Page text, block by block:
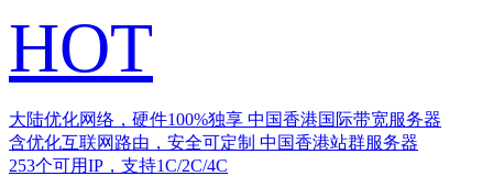
HOT
大陆优化网络，硬件100%独享 中国香港国际带宽服务器
含优化互联网路由，安全可定制 中国香港站群服务器
253个可用IP，支持1C/2C/4C